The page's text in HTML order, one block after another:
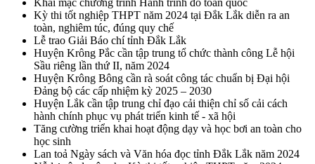
Khai mạc chương trình Hành trình đỏ toàn quốc
Kỳ thi tốt nghiệp THPT năm 2024 tại Đắk Lắk diễn ra an
toàn, nghiêm túc, đúng quy chế
Lễ trao Giải Báo chí tỉnh Đắk Lắk
Huyện Krông Pắc cần tập trung tổ chức thành công Lễ hội
Sầu riêng lần thứ II, năm 2024
Huyện Krông Bông cần rà soát công tác chuẩn bị Đại hội
Đảng bộ các cấp nhiệm kỳ 2025 – 2030
Huyện Lắk cần tập trung chỉ đạo cải thiện chỉ số cải cách
hành chính phục vụ phát triển kinh tế - xã hội
Tăng cường triển khai hoạt động dạy và học bơi an toàn cho
học sinh
Lan toả Ngày sách và Văn hóa đọc tỉnh Đắk Lắk năm 2024